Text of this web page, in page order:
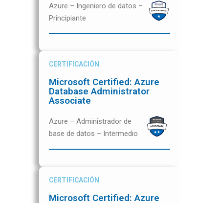
Azure – Ingeniero de datos –
Principiante
CERTIFICACIÓN
Microsoft Certified: Azure
Database Administrator
Associate
Azure – Administrador de
base de datos – Intermedio
CERTIFICACIÓN
Microsoft Certified: Azure